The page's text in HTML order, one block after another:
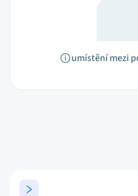
umístění mezi